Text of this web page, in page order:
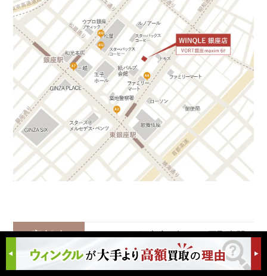
店舗名 ウィンクル銀座店 ブランド買取専門
営業時間